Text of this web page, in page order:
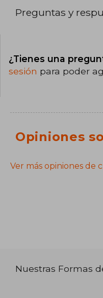
Preguntas y
¿Tienes una
sesión para poder
Opiniones
Ver más opiniones de
Nuestras Formas